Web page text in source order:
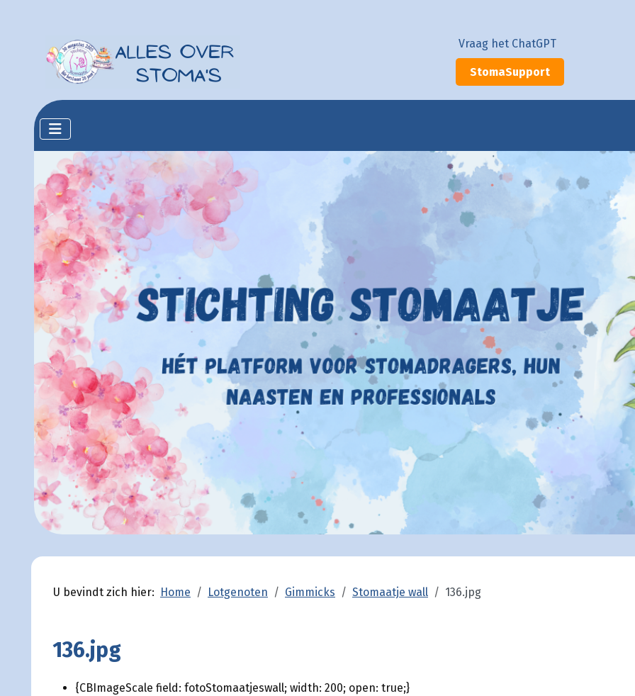
Vraag het ChatGPT
StomaSupport
U bevindt zich hier: Home Lotgenoten Gimmicks Stomaatje wall 136.jpg
136.jpg
{CBImageScale field: fotoStomaatjeswall; width: 200; open: true;}